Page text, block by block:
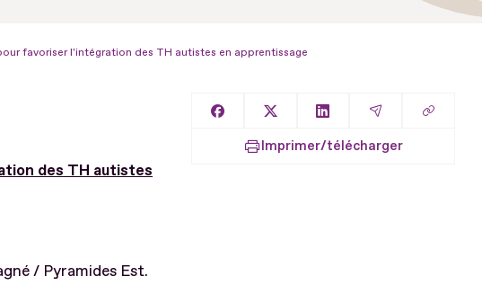
favoriser l'intégration des TH autistes en apprentissage
des TH autistes
/ Pyramides Est.
Partager sur Facebook
Partager sur XPartager sur LinkedIn
Partager par
Copier
Imprimer/télécharger